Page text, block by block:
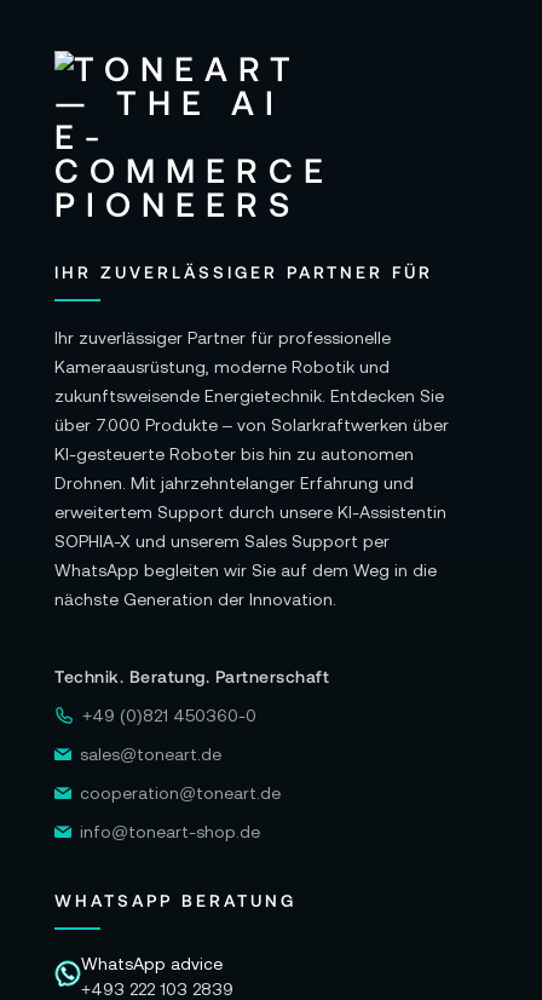
IHR ZUVERLÄSSIGER PARTNER FÜR
Ihr zuverlässiger Partner für professionelle
Kameraausrüstung, moderne Robotik und
zukunftsweisende Energietechnik. Entdecken Sie
über 7.000 Produkte – von Solarkraftwerken über
KI-gesteuerte Roboter bis hin zu autonomen
Drohnen. Mit jahrzehntelanger Erfahrung und
erweitertem Support durch unsere KI-Assistentin
SOPHIA-X und unserem Sales Support per
WhatsApp begleiten wir Sie auf dem Weg in die
nächste Generation der Innovation.
Technik. Beratung. Partnerschaft
+49 (0)821 450360-0
sales@toneart.de
cooperation@toneart.de
info@toneart-shop.de
WHATSAPP BERATUNG
WhatsApp advice
+493 222 103 2839